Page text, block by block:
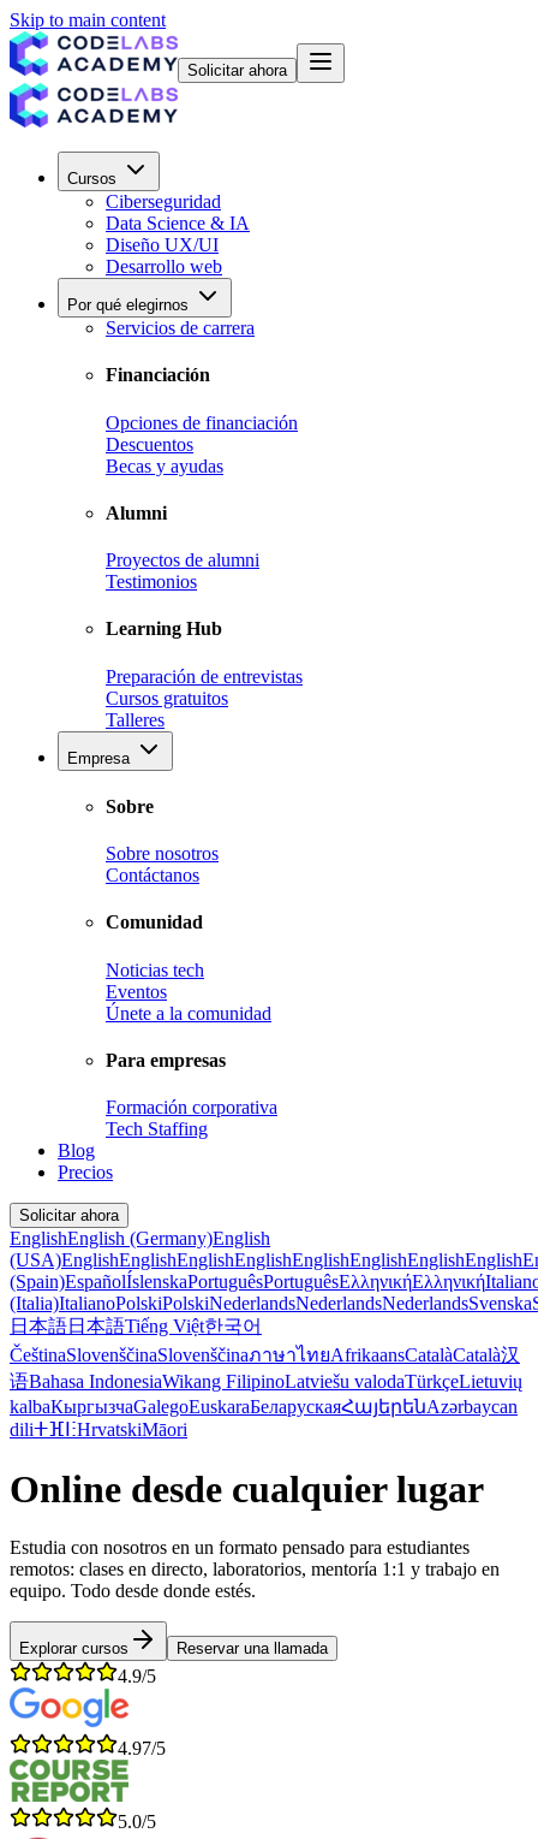
Skip to main content
Solicitar ahora
Cursos
Ciberseguridad
Data Science & IA
Diseño UX/UI
Desarrollo web
Por qué elegirnos
Servicios de carrera
Financiación
Opciones de financiación
Descuentos
Becas y ayudas
Alumni
Proyectos de alumni
Testimonios
Learning Hub
Preparación de entrevistas
Cursos gratuitos
Talleres
Empresa
Sobre
Sobre nosotros
Contáctanos
Comunidad
Noticias tech
Eventos
Únete a la comunidad
Para empresas
Formación corporativa
Tech Staffing
Blog
Precios
Solicitar ahora
EnglishEnglish (Germany)English
(USA)EnglishEnglishEnglishEnglishEnglishEnglishEnglishEnglish
(Spain)EspañolÍslenskaPortuguêsPortuguêsΕλληνικήΕλληνική
(Italia)ItalianoPolskiPolskiNederlandsNederlandsNederlandsSvenska
日本語日本語Tiếng Việt한국어
ČeštinaSlovenščinaSlovenščinaภาษาไทยAfrikaansCatalàCatalà汉
语Bahasa IndonesiaWikang FilipinoLatviešu valodaTürkçeLietuvių
kalbaКыргызчаGalegoEuskaraБеларускаяՀայերենAzərbaycan
diliⵜⴼⵏⵗHrvatskiMāori
Online desde cualquier lugar
Estudia con nosotros en un formato pensado para estudiantes
remotos: clases en directo, laboratorios, mentoría 1:1 y trabajo en
equipo. Todo desde donde estés.
Explorar cursos Reservar una llamada
4.9/5
4.97/5
5.0/5